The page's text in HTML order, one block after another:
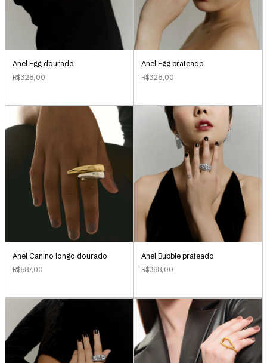
Anel Egg dourado
R$328,00
Anel Egg prateado
R$328,00
Anel Canino longo dourado
R$587,00
Anel Bubble prateado
R$398,00